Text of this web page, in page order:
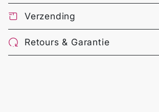
Verzending
Retours & Garantie